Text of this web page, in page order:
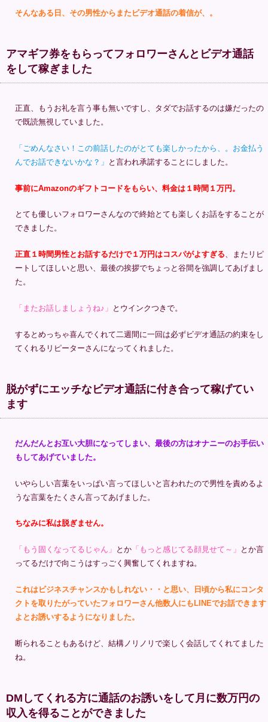
そんなある日、その男性からまたビデオ通話の着信が、。
アマギフ券をもらってフォロワーさんとビデオ通話
をして稼ぎました
正直、もうお礼を言う事も無いですし、タダでお話するのは嫌だったの
で既読無視していました。
「ごめんなさい！この前話したのがとても楽しかったから、。お金払う
んでお話できないかな？」 と言われ承諾することにしました。
事前にAmazonのギフトコードをもらい、料金は１時間１万円。
とても優しいフォロワーさんなので終始とても楽しくお話をすることが
できました。
正直１時間男性とお話するだけで１万円はコスパがよすぎる、またリピ
ートしてほしいと思い、最後の挨拶でちょっと谷間を強調してあげまし
た。
「またお話しましょうね♪」 とウインクつきで。
するとめっちゃ喜んでくれて二週間に一回は必ずビデオ通話の約束をし
てくれるリピーターさんになってくれました。
脱がずにエッチなビデオ通話に付き合って稼げてい
ます
だんだんとお互い大胆になってしまい、最後の方はオナニーのお手伝い
もしてあげていました。
いやらしい言葉をいっぱい言ってほしいと言われたので男性を責めるよ
うな言葉をたくさん言ってあげました。
ちなみに私は脱ぎません。
「もう固くなってるじゃん」 とか 「もっと感じてる顔見せて～」 とか言
ってるだけで向こうはすっごく興奮してくれますね。
これはビジネスチャンスかもしれない・・と思い、日頃から私にコンタ
クトを取りたがっていたフォロワーさん他数人にもLINEでお話できます
よとお誘いするようになりました。
断られることもあるけど、結構ノリノリで楽しく会話してくれてました
ね。
DMしてくれる方に通話のお誘いをして月に数万円の
収入を得ることができました